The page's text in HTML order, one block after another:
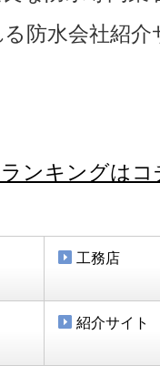
防水会社紹
ンキングはコ
工務店
紹介サイト